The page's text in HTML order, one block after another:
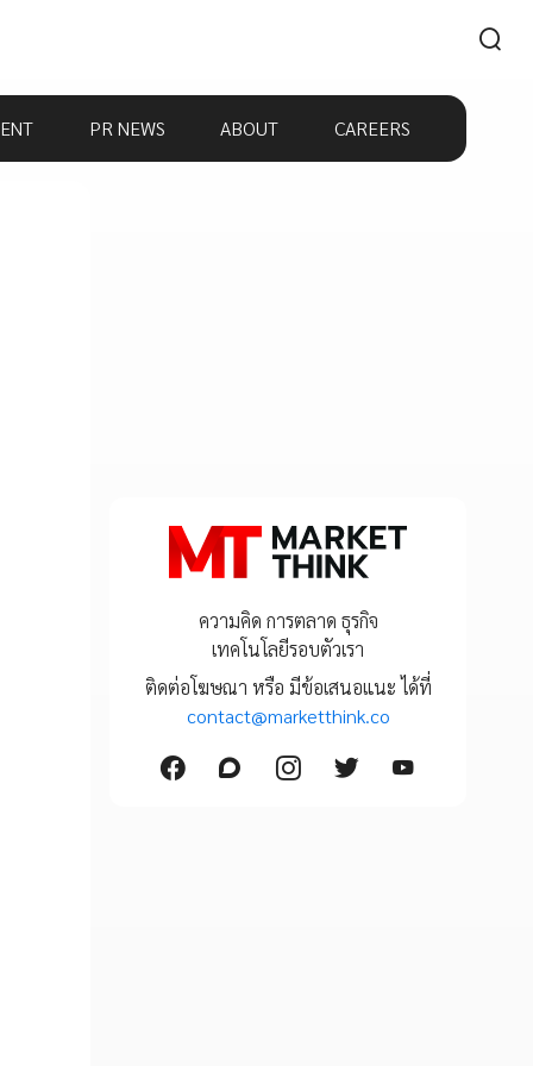
PR NEWS ABOUT CAREERS
ความคิด การตลาด ธุรกิจ
เทคโนโลยีรอบตัวเรา
ติดต่อโฆษณา หรือ มีข้อเสนอแนะ ได้ที่
contact@marketthink.co